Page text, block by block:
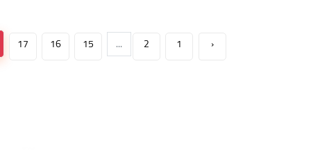
‹
1
2
...
15
16
17